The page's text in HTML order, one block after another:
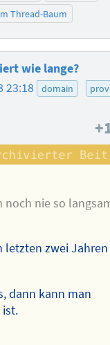
Thread-Baum
wie lange?
23:18 domain
noch nie so
letzten zwei Jahren
dann kann man
ist.